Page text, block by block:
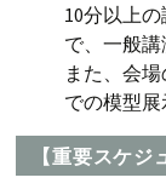
10分以上
で、一般
また、会
での模型展
【重要スケジ